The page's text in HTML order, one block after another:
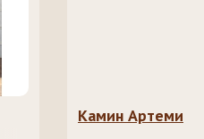
Камин Артеми